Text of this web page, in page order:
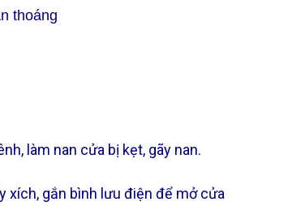
thoáng
làm nan cửa bị kẹt, gãy nan.
xích, gắn bình lưu điện để mở cửa